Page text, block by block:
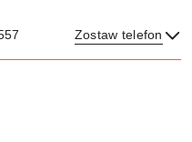
Zostaw telefon